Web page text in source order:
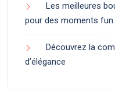
Les meilleures
pour des moments fun
Découvrez la
d’élégance